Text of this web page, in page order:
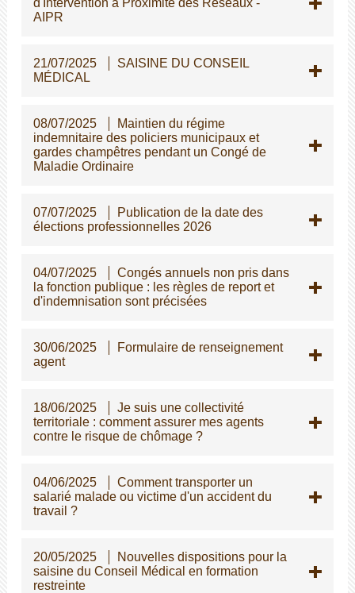
d'Intervention à Proximité des Réseaux -
AIPR
21/07/2025
SAISINE DU CONSEIL
MÉDICAL
08/07/2025
Maintien du régime
indemnitaire des policiers municipaux et
gardes champêtres pendant un Congé de
Maladie Ordinaire
07/07/2025
Publication de la date des
élections professionnelles 2026
04/07/2025
Congés annuels non pris dans
la fonction publique : les règles de report et
d'indemnisation sont précisées
30/06/2025
Formulaire de renseignement
agent
18/06/2025
Je suis une collectivité
territoriale : comment assurer mes agents
contre le risque de chômage ?
04/06/2025
Comment transporter un
salarié malade ou victime d'un accident du
travail ?
20/05/2025
Nouvelles dispositions pour la
saisine du Conseil Médical en formation
restreinte